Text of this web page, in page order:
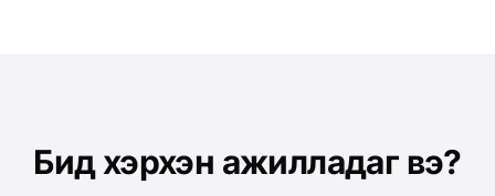
Бид хэрхэн ажилладаг вэ?